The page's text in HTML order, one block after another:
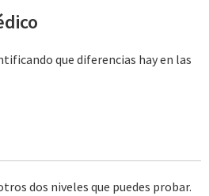
que diferencias hay en las
dos niveles que puedes probar.